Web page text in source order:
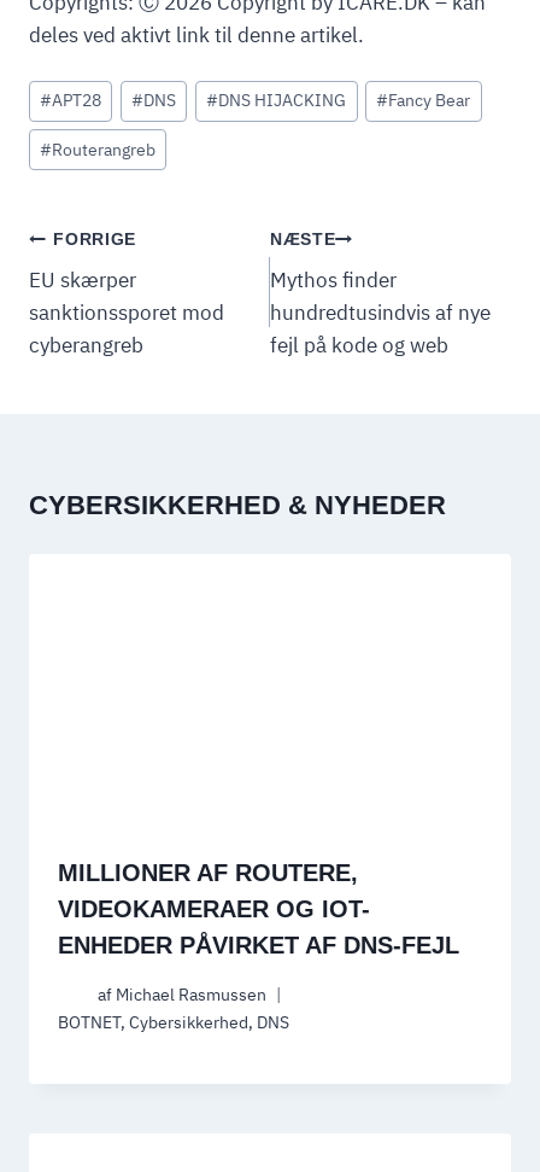
deles ved aktivt link til denne artikel.
Indlæg-
tags:
#APT28 #DNS #DNS HIJACKING #Fancy Bear
#Routerangreb
INDLÆGSNAVIGATION
FORRIGE
EU skærper
sanktionssporet mod
cyberangreb
NÆSTE
Mythos finder
hundredtusindvis af nye
fejl på kode og web
CYBERSIKKERHED & NYHEDER
MILLIONER AF ROUTERE,
VIDEOKAMERAER OG IOT-
ENHEDER PÅVIRKET AF DNS-FEJL
af Michael Rasmussen
BOTNET, Cybersikkerhed, DNS